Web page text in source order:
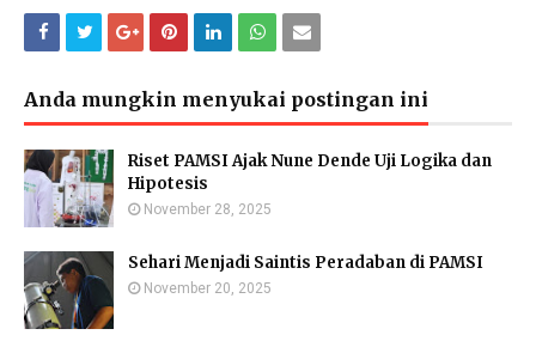
Anda mungkin menyukai postingan ini
Riset PAMSI Ajak Nune Dende Uji Logika dan
Hipotesis
November 28, 2025
Sehari Menjadi Saintis Peradaban di PAMSI
November 20, 2025